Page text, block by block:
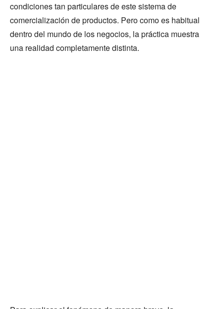
condiciones tan particulares de este sistema de
comercialización de productos. Pero como es habitual
dentro del mundo de los negocios, la práctica muestra
una realidad completamente distinta.